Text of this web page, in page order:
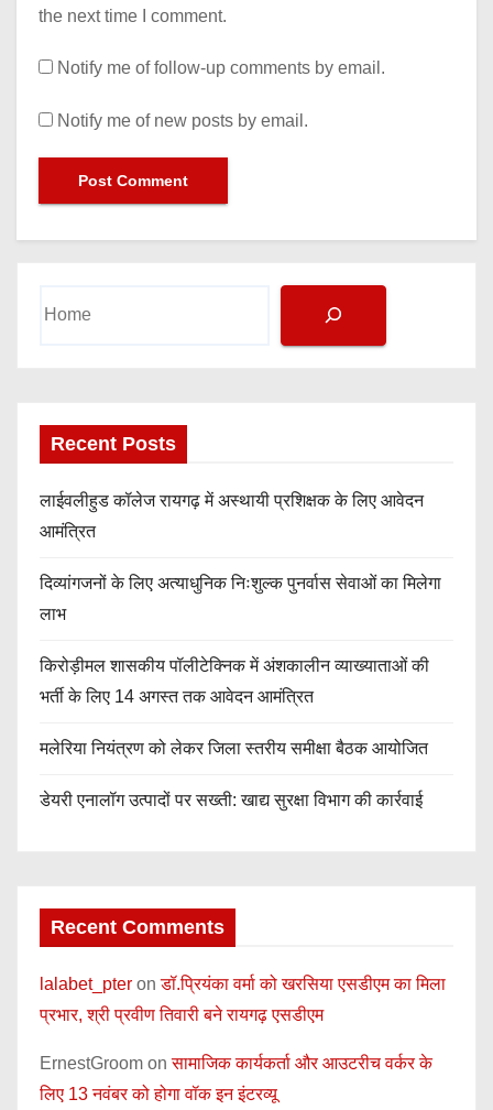
the next time I comment.
Notify me of follow-up comments by email.
Notify me of new posts by email.
Recent Posts
लाईवलीहुड कॉलेज रायगढ़ में अस्थायी प्रशिक्षक के लिए आवेदन
आमंत्रित
दिव्यांगजनों के लिए अत्याधुनिक निःशुल्क पुनर्वास सेवाओं का मिलेगा
लाभ
किरोड़ीमल शासकीय पॉलीटेक्निक में अंशकालीन व्याख्याताओं की
भर्ती के लिए 14 अगस्त तक आवेदन आमंत्रित
मलेरिया नियंत्रण को लेकर जिला स्तरीय समीक्षा बैठक आयोजित
डेयरी एनालॉग उत्पादों पर सख्ती: खाद्य सुरक्षा विभाग की कार्रवाई
Recent Comments
lalabet_pter onडॉ.प्रियंका वर्मा को खरसिया एसडीएम का मिला
प्रभार, श्री प्रवीण तिवारी बने रायगढ़ एसडीएम
ErnestGroom onसामाजिक कार्यकर्ता और आउटरीच वर्कर के
लिए 13 नवंबर को होगा वॉक इन इंटरव्यू